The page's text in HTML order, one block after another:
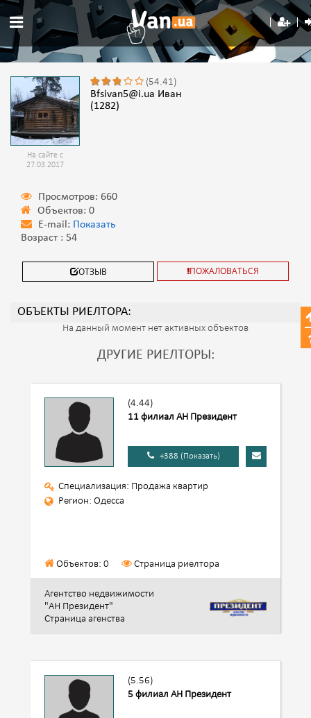
На сайте с
27.03.2017
(54.41)
bfsivan5@i.ua Иван
(1282)
Просмотров: 660
Объектов: 0
E-mail: Показать
Возраст : 54
ОТЗЫВ ПОЖАЛОВАТЬСЯ
ОБЪЕКТЫ РИЕЛТОРА:
На данный момент нет активных объектов
ДРУГИЕ РИЕЛТОРЫ:
(4.44)
11 филиал АН Президент
+388 (Показать)
Специализация: Продажа квартир
Регион: Одесса
Объектов: 0 Страница риелтора
Агентство недвижимости
"АН Президент"
Страница агенства
(5.56)
5 филиал АН Президент